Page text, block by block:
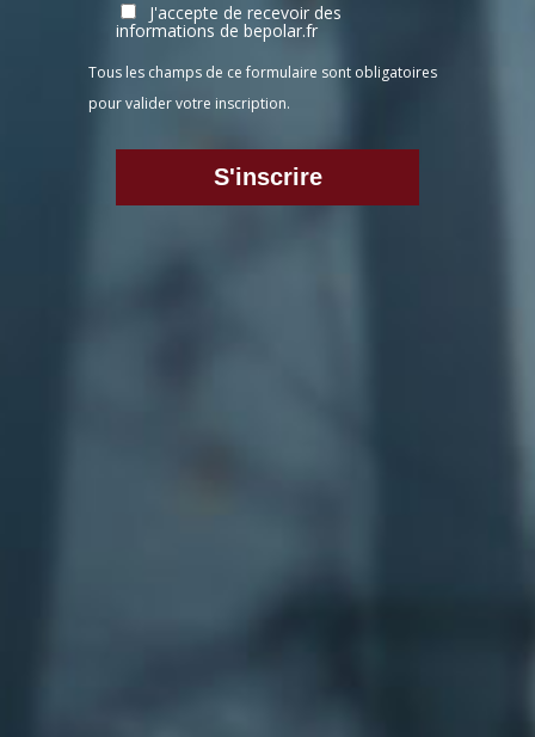
J'accepte de recevoir des
informations de bepolar.fr
Tous les champs de ce formulaire sont obligatoires
pour valider votre inscription.